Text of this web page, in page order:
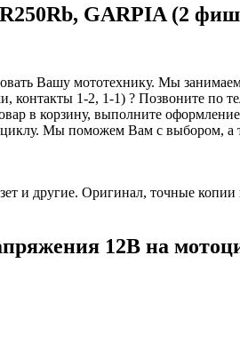
GARPIA (2
Вашу мототехнику. Мы
1-2, 1-1) ? Позвоните по
в корзину, выполните
Мы поможем Вам с выбором,
и другие. Оригинал, точные
12В на